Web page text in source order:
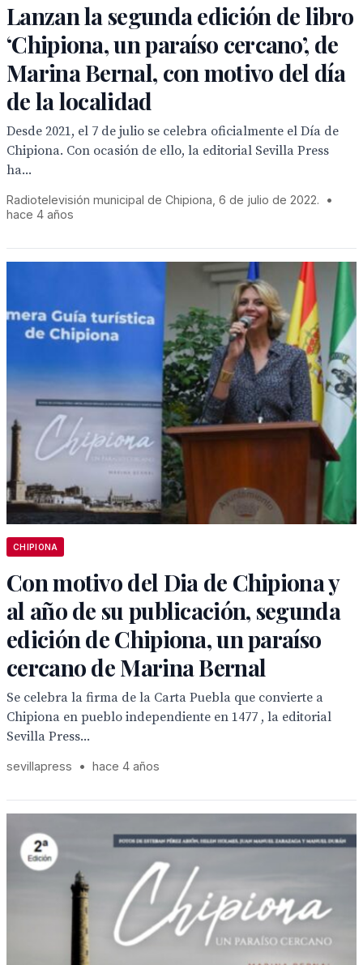
Lanzan la segunda edición de libro
‘Chipiona, un paraíso cercano’, de
Marina Bernal, con motivo del día
de la localidad
Desde 2021, el 7 de julio se celebra oficialmente el Día de
Chipiona. Con ocasión de ello, la editorial Sevilla Press
ha...
Radiotelevisión municipal de Chipiona, 6 de julio de 2022.
•
hace 4 años
CHIPIONA
Con motivo del Dia de Chipiona y
al año de su publicación, segunda
edición de Chipiona, un paraíso
cercano de Marina Bernal
Se celebra la firma de la Carta Puebla que convierte a
Chipiona en pueblo independiente en 1477 , la editorial
Sevilla Press...
sevillapress • hace 4 años